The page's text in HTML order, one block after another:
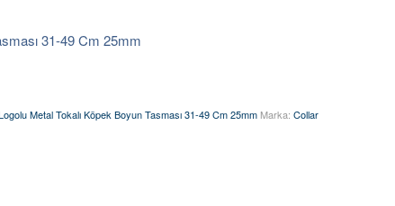
31-49 Cm 25mm
Metal Tokalı Köpek Boyun Tasması 31-49 Cm 25mm Marka:Collar